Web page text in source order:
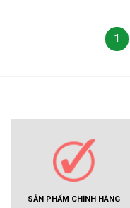
1
SẢN PHẨM CHÍNH HÃNG